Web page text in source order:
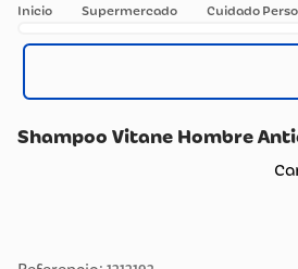
Supermercado Cuidado
Shampoo Vitane Hombre